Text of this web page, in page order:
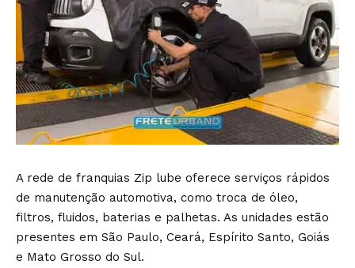
A rede de franquias Zip lube oferece serviços rápidos
de manutenção automotiva, como troca de óleo,
filtros, fluidos, baterias e palhetas. As unidades estão
presentes em São Paulo, Ceará, Espírito Santo, Goiás
e Mato Grosso do Sul.